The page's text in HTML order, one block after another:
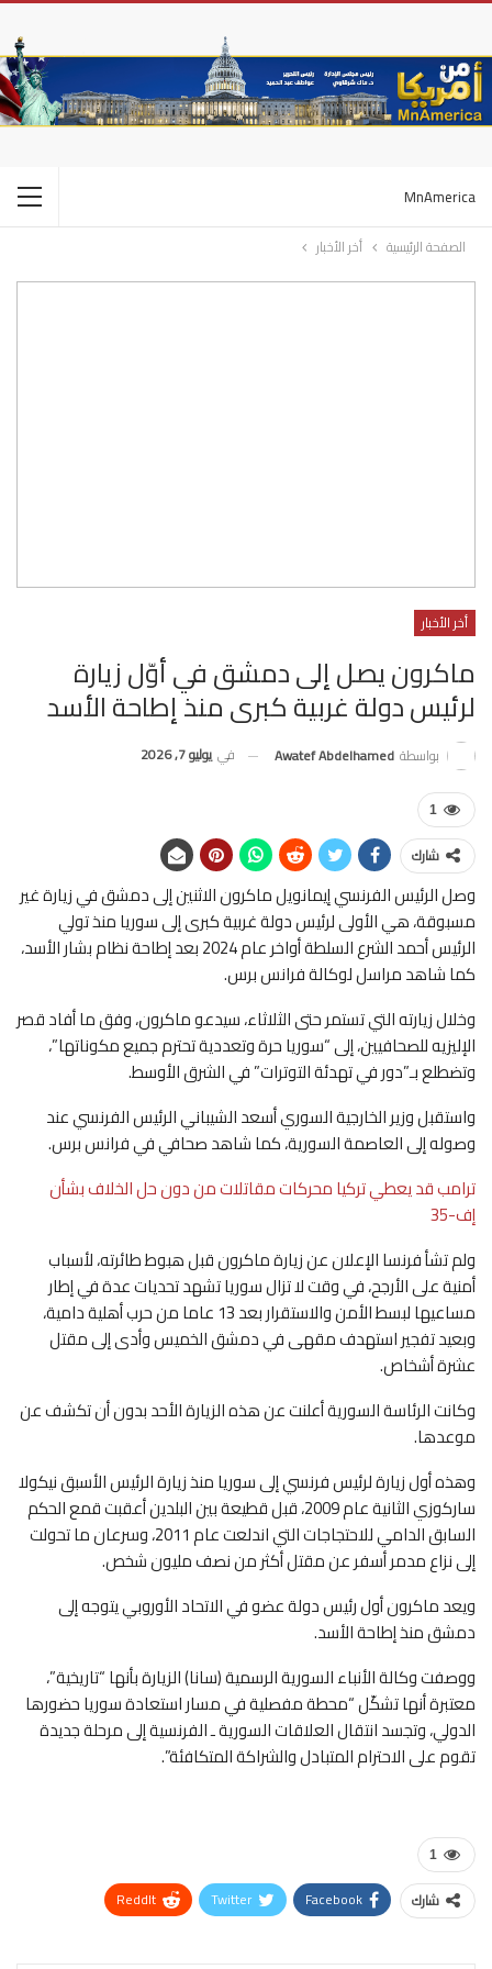
MnAmerica
الصفحة الرئيسية أخر الأخبار
أخر الأخبار
ماكرون يصل إلى دمشق في أوّل زيارة
لرئيس دولة غربية كبرى منذ إطاحة الأسد
بواسطة Awatef Abdelhamed في يوليو 7, 2026
1
شارك
وصل الرئيس الفرنسي إيمانويل ماكرون الاثنين إلى دمشق في زيارة غير
مسبوقة، هي الأولى لرئيس دولة غربية كبرى إلى سوريا منذ تولي
الرئيس أحمد الشرع السلطة أواخر عام 2024 بعد إطاحة نظام بشار الأسد،
كما شاهد مراسل لوكالة فرانس برس.
وخلال زيارته التي تستمر حتى الثلاثاء، سيدعو ماكرون، وفق ما أفاد قصر
الإليزيه للصحافيين، إلى “سوريا حرة وتعددية تحترم جميع مكوناتها”،
وتضطلع بـ”دور في تهدئة التوترات” في الشرق الأوسط.
واستقبل وزير الخارجية السوري أسعد الشيباني الرئيس الفرنسي عند
وصوله إلى العاصمة السورية، كما شاهد صحافي في فرانس برس.
ترامب قد يعطي تركيا محركات مقاتلات من دون حل الخلاف بشأن
إف-35
ولم تشأ فرنسا الإعلان عن زيارة ماكرون قبل هبوط طائرته، لأسباب
أمنية على الأرجح، في وقت لا تزال سوريا تشهد تحديات عدة في إطار
مساعيها لبسط الأمن والاستقرار بعد 13 عاما من حرب أهلية دامية،
وبعيد تفجير استهدف مقهى في دمشق الخميس وأدى إلى مقتل
عشرة أشخاص.
وكانت الرئاسة السورية أعلنت عن هذه الزيارة الأحد بدون أن تكشف عن
موعدها.
وهذه أول زيارة لرئيس فرنسي إلى سوريا منذ زيارة الرئيس الأسبق نيكولا
ساركوزي الثانية عام 2009، قبل قطيعة بين البلدين أعقبت قمع الحكم
السابق الدامي للاحتجاجات التي اندلعت عام 2011، وسرعان ما تحولت
إلى نزاع مدمر أسفر عن مقتل أكثر من نصف مليون شخص.
ويعد ماكرون أول رئيس دولة عضو في الاتحاد الأوروبي يتوجه إلى
دمشق منذ إطاحة الأسد.
ووصفت وكالة الأنباء السورية الرسمية (سانا) الزيارة بأنها “تاريخية”،
معتبرة أنها تشكّل “محطة مفصلية في مسار استعادة سوريا حضورها
الدولي، وتجسد انتقال العلاقات السورية ـ الفرنسية إلى مرحلة جديدة
تقوم على الاحترام المتبادل والشراكة المتكافئة”.
1
شارك Facebook
Twitter
ReddIt